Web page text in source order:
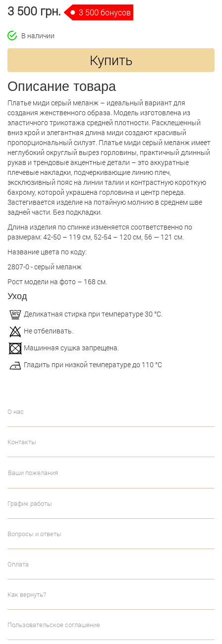
3 500 грн. 3 500 бонусов
В наличии
Купить
Описание товара
Платье миди серый меланж – идеальный вариант для
создания женственного образа. Модель изготовлена ​​из
эластичного трикотажа средней плотности. Расклешенный
вниз крой и элегантная длина миди создают красивый
пропорциональный силуэт. Платье миди серый меланж имеет
неглубокий округлый вырез горловины, практичный длинный
рукав и трендовые акцентные детали – это аккуратные
плечевые накладки, подчеркивающие линию плеч,
эксклюзивный пояс на линии талии и контрастную короткую
бахрому, которой украшена горловина и центр переда.
Застегивается изделие на потайную молнию в среднем шве
задней части. Без подкладки.
Длина изделия по спинке изменяется соответственно по
размерам: 42-50 – 119 см, 52-54 – 120 см, 56 — 121 см.
Название цвета по коду:
2807-0 - серый меланж
Рост модели на фото – 168 см.
Уход
Деликатная стирка при температуре 30 °С.
Не отбеливать.
Машинная сушка запрещена.
Гладить при низкой температуре до 110 °С
О нас
Контакты
Ваши пожелания
График работы
Вопросы и ответы
Оплата
Как вернуть?
Пользовательское соглашение